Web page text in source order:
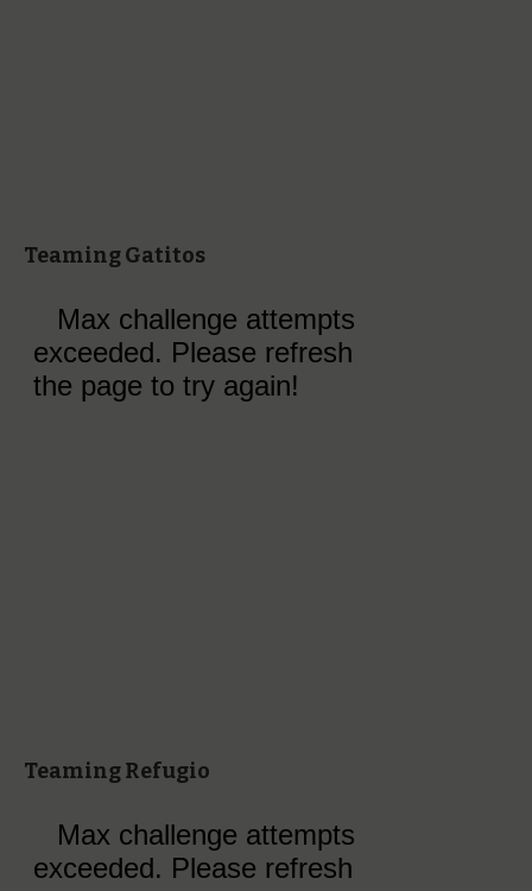
Teaming Gatitos
Teaming Refugio